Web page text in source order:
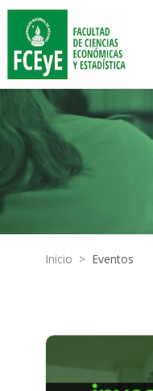
Inicio > Eventos